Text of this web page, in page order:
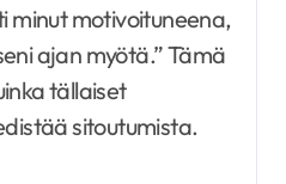
minut motivoituneena,
ajan myötä.” Tämä
tällaiset
sitoutumista.